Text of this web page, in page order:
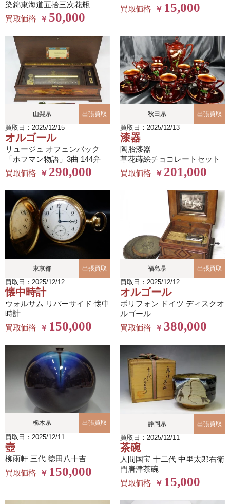
染錦東海道五拾三次花瓶
買取価格 ￥ 50,000
買取価格 ￥ 15,000
山梨県 出張買取
買取日：2025/12/15
オルゴール
リュージュ オフェンバック
「ホフマン物語」3曲 144弁
買取価格 ￥ 290,000
秋田県 出張買取
買取日：2025/12/13
漆器
陶胎漆器
草花蒔絵チョコレートセット
買取価格 ￥ 201,000
東京都 出張買取
買取日：2025/12/12
懐中時計
ウォルサム リバーサイド 懐中
時計
買取価格 ￥ 150,000
福島県 出張買取
買取日：2025/12/12
オルゴール
ポリフォン ドイツ ディスクオ
ルゴール
買取価格 ￥ 380,000
栃木県 出張買取
買取日：2025/12/11
壺
柳雨軒 三代 徳田八十吉
買取価格 ￥ 150,000
静岡県 出張買取
買取日：2025/12/11
茶碗
人間国宝 十二代 中里太郎右衛
門唐津茶碗
買取価格 ￥ 15,000